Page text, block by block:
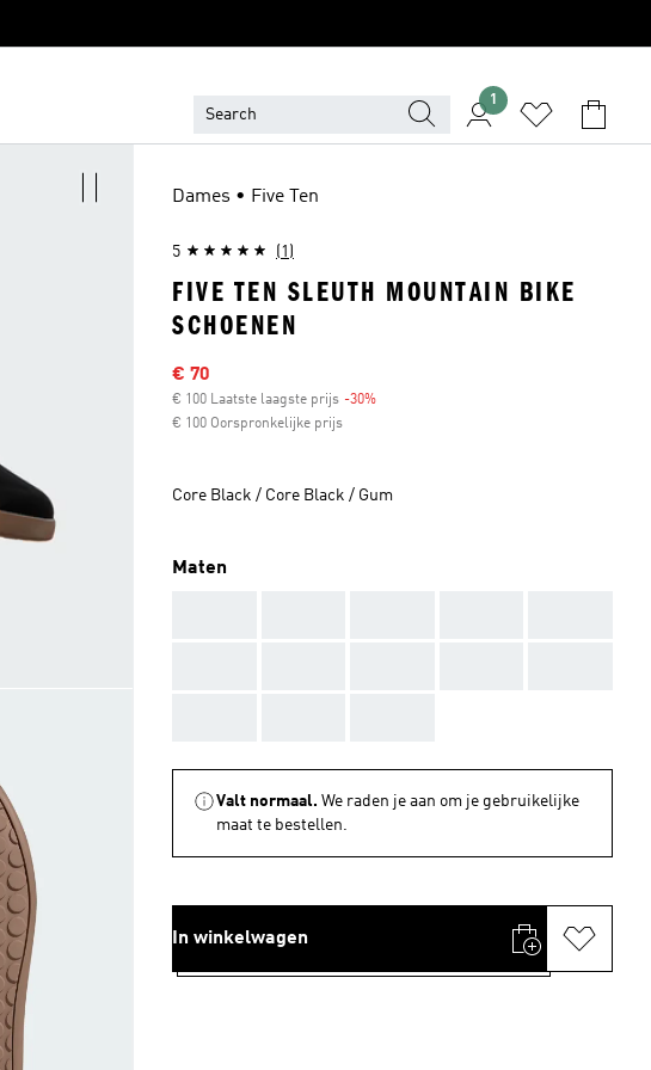
1
Dames • Five Ten
5 (1)
FIVE TEN SLEUTH MOUNTAIN BIKE
SCHOENEN
Afgeprijsde prijs
€ 70
€ 100 Laatste laagste prijs -30%
€ 100 Oorspronkelijke prijs
Core Black / Core Black / Gum
Maten
Valt normaal. We raden je aan om je gebruikelijke
maat te bestellen.
In winkelwagen